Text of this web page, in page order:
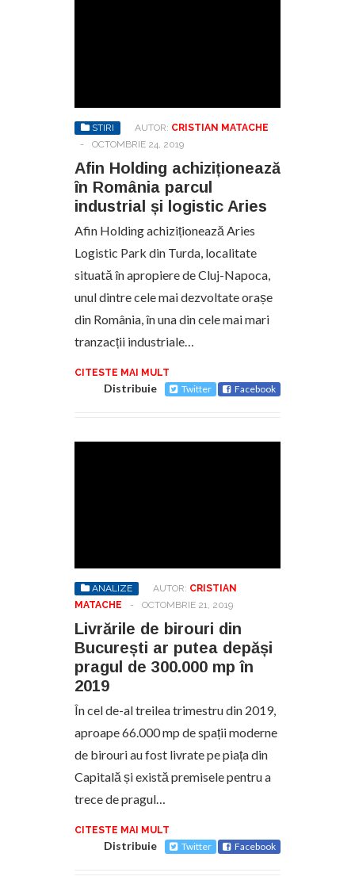
STIRI AUTOR: CRISTIAN MATACHE
-
OCTOMBRIE 24, 2019
Afin Holding achiziționează
în România parcul
industrial și logistic Aries
Afin Holding achiziționează Aries
Logistic Park din Turda, localitate
situată în apropiere de Cluj-Napoca,
unul dintre cele mai dezvoltate orașe
din România, în una din cele mai mari
tranzacții industriale…
CITESTE MAI MULT
Distribuie Twitter Facebook
ANALIZE AUTOR: CRISTIAN
MATACHE
- OCTOMBRIE 21, 2019
Livrările de birouri din
București ar putea depăși
pragul de 300.000 mp în
2019
În cel de-al treilea trimestru din 2019,
aproape 66.000 mp de spații moderne
de birouri au fost livrate pe piața din
Capitală și există premisele pentru a
trece de pragul…
CITESTE MAI MULT
Distribuie Twitter Facebook